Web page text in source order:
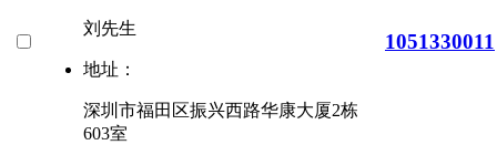
刘先生
地址：
深圳市福田区振兴西路华康大厦2栋
603室
1051330011